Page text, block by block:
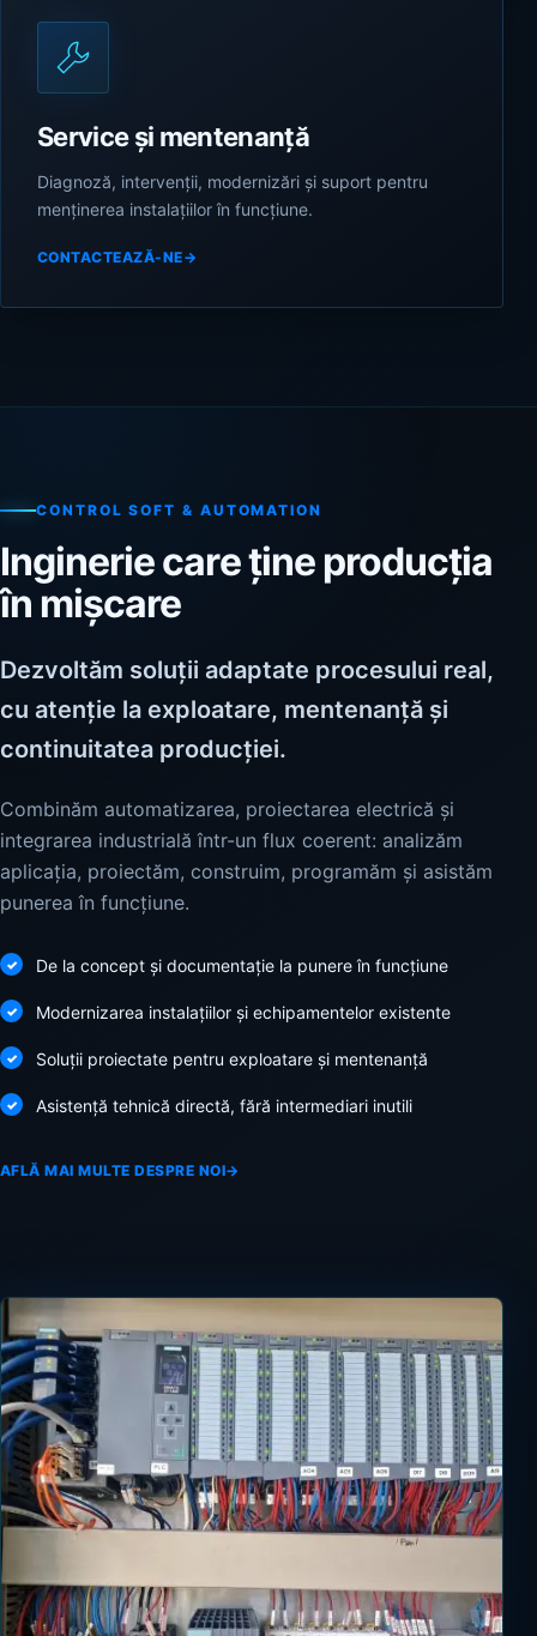
Service și mentenanță
Diagnoză, intervenții, modernizări și suport pentru
menținerea instalațiilor în funcțiune.
CONTACTEAZĂ-NE→
CONTROL SOFT & AUTOMATION
Inginerie care ține producția
în mișcare
Dezvoltăm soluții adaptate procesului real,
cu atenție la exploatare, mentenanță și
continuitatea producției.
Combinăm automatizarea, proiectarea electrică și
integrarea industrială într-un flux coerent: analizăm
aplicația, proiectăm, construim, programăm și asistăm
punerea în funcțiune.
De la concept și documentație la punere în funcțiune
Modernizarea instalațiilor și echipamentelor existente
Soluții proiectate pentru exploatare și mentenanță
Asistență tehnică directă, fără intermediari inutili
AFLĂ MAI MULTE DESPRE NOI→